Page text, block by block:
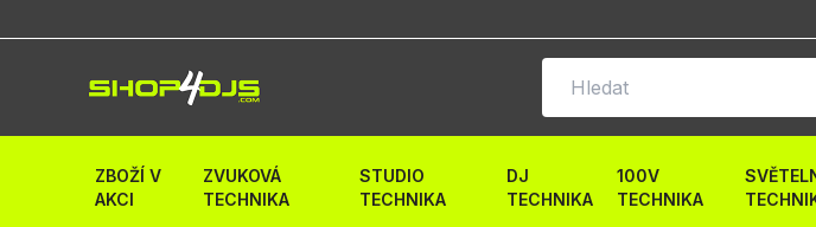
ZBOŽÍ V
AKCI
ZVUKOVÁ
TECHNIKA
STUDIO
TECHNIKA
DJ
TECHNIKA
100V
TECHNIKA